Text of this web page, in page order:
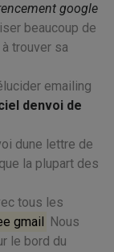
google
beaucoup de
trouver sa
emailing
denvoi de
dune lettre de
la plupart des
tous les
gmail Nous
le bord du